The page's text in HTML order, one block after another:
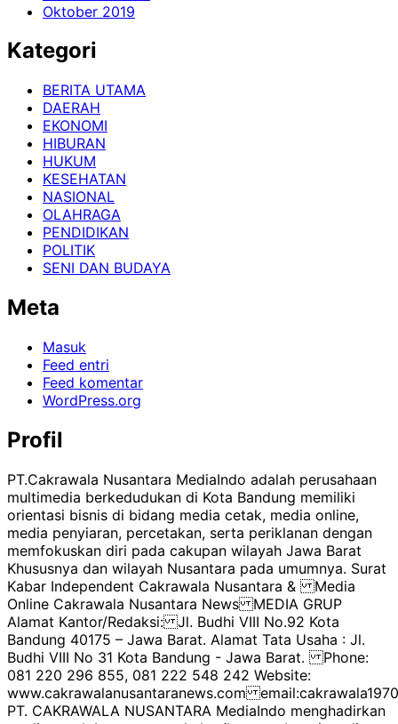
Oktober 2019
Kategori
BERITA UTAMA
DAERAH
EKONOMI
HIBURAN
HUKUM
KESEHATAN
NASIONAL
OLAHRAGA
PENDIDIKAN
POLITIK
SENI DAN BUDAYA
Meta
Masuk
Feed entri
Feed komentar
WordPress.org
Profil
PT.Cakrawala Nusantara MediaIndo adalah perusahaan
multimedia berkedudukan di Kota Bandung memiliki
orientasi bisnis di bidang media cetak, media online,
media penyiaran, percetakan, serta periklanan dengan
memfokuskan diri pada cakupan wilayah Jawa Barat
Khususnya dan wilayah Nusantara pada umumnya. Surat
Kabar Independent Cakrawala Nusantara & Media
Online Cakrawala Nusantara News MEDIA GRUP
Alamat Kantor/Redaksi: Jl. Budhi VIII No.92 Kota
Bandung 40175 – Jawa Barat. Alamat Tata Usaha : Jl.
Budhi VIII No 31 Kota Bandung - Jawa Barat. Phone:
081 220 296 855, 081 222 548 242 Website:
www.cakrawalanusantaranews.com
PT. CAKRAWALA NUSANTARA MediaIndo menghadirkan